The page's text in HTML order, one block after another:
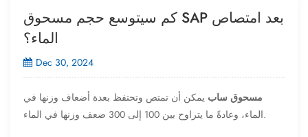
كم سيتوسع حجم مسحوق SAP بعد امتصاص
الماء؟
Dec 30, 2024
مسحوق ساب يمكن أن تمتص وتحتفظ بعدة أضعاف وزنها في
الماء، وعادةً ما يتراوح بين 100 إلى 300 ضعف وزنها في الماء.